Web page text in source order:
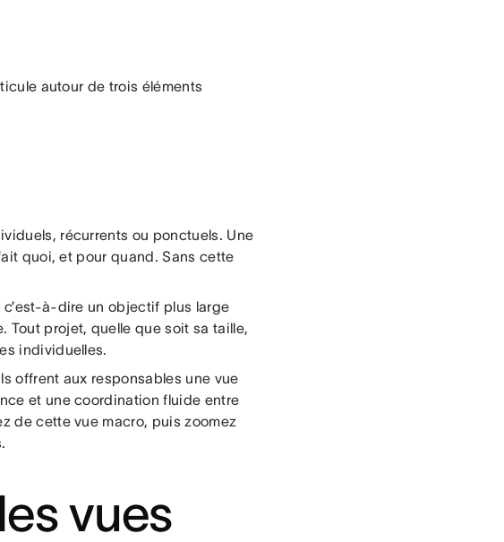
autour de trois éléments
récurrents ou ponctuels. Une
quoi, et pour quand. Sans cette
à-dire un objectif plus large
Tout projet, quelle que soit sa taille,
individuelles.
offrent aux responsables une vue
et une coordination fluide entre
de cette vue macro, puis zoomez
vues